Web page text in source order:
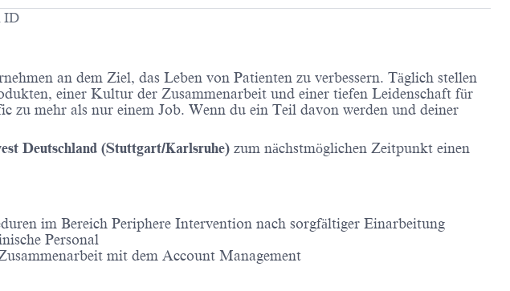
ID
an dem Ziel, das Leben von Patienten zu verbessern. Täglich stellen
einer Kultur der Zusammenarbeit und einer tiefen Leidenschaft für
zu mehr als nur einem Job. Wenn du ein Teil davon werden und deiner
Deutschland (Stuttgart/Karlsruhe) zum nächstmöglichen Zeitpunkt einen
im Bereich Periphere Intervention nach sorgfältiger Einarbeitung
Personal
mit dem Account Management